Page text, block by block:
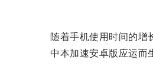
随着手机使用时间的增长
中本加速安卓版应运而生